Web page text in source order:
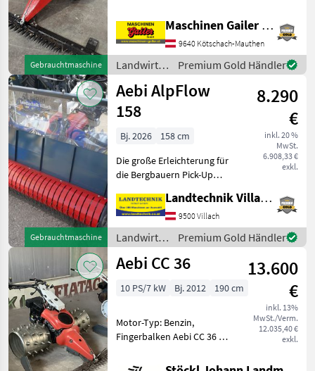
Gebrauchtmaschine
Zylinderanzahl: 1 Zylinder,
Fingerbalken Dieser Mäher
befindet sich in einem sehr
guten Zustand und ist kom
Maschinen Gailer GmbH
9640 Kötschach-Mauthen
Landwirtsch.
Motorfahrzeuge
/ Aebi
Premium Gold Händler
Gebrauchtmaschine
Aebi AlpFlow
158
8.290
€
inkl. 20 %
MwSt.
6.908,33 €
exkl.
Bj. 2026
158 cm
Die große Erleichterung für
die Bergbauern Pick-Up
Querförderband und
Seitenbleche mit
Anbauflansch für Aebi
Motormäher, Förderband
links und rechts ums
Landtechnik Villach GmbH
9500 Villach
Landwirtsch.
Motorfahrzeuge
/ Aebi
Premium Gold Händler
Aebi CC 36
13.600
€
inkl. 13%
MwSt./Verm.
12.035,40 €
exkl.
10 PS/7 kW Bj. 2012 190 cm
Motor-Typ: Benzin,
Fingerbalken Aebi CC 36 mit
hydrostatischer